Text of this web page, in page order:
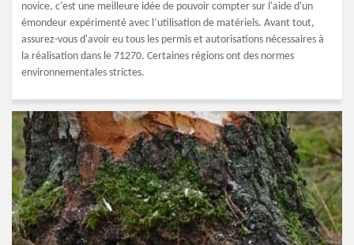
novice, c'est une meilleure idée de pouvoir compter sur l'aide d'un
émondeur expérimenté avec l’utilisation de matériels. Avant tout,
assurez-vous d'avoir eu tous les permis et autorisations nécessaires à
la réalisation dans le 71270. Certaines régions ont des normes
environnementales strictes.